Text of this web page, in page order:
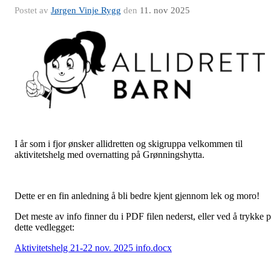
Postet av Jørgen Vinje Rygg den 11. nov 2025
I år som i fjor ønsker allidretten og skigruppa velkommen til
aktivitetshelg med overnatting på Grønningshytta.
Dette er en fin anledning å bli bedre kjent gjennom lek og moro!
Det meste av info finner du i PDF filen nederst, eller ved å trykke
dette vedlegget:
Aktivitetshelg 21-22 nov. 2025 info.docx